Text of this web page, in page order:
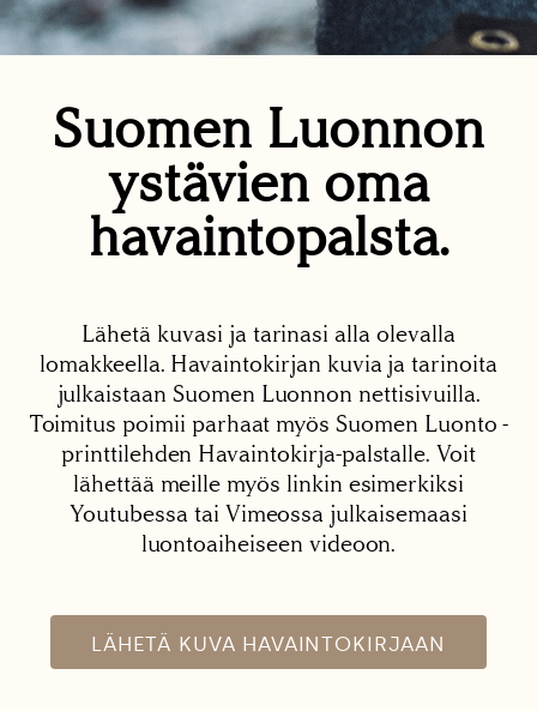
Suomen Luonnon
ystävien oma
havaintopalsta.
Lähetä kuvasi ja tarinasi alla olevalla
lomakkeella. Havaintokirjan kuvia ja tarinoita
julkaistaan Suomen Luonnon nettisivuilla.
Toimitus poimii parhaat myös Suomen Luonto -
printtilehden Havaintokirja-palstalle. Voit
lähettää meille myös linkin esimerkiksi
Youtubessa tai Vimeossa julkaisemaasi
luontoaiheiseen videoon.
LÄHETÄ KUVA HAVAINTOKIRJAAN